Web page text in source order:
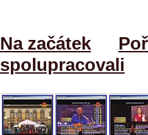
Na začátek
spolupracovali